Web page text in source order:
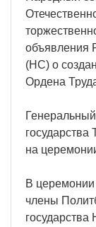
объявления
(НС) о
Ордена
на
В
члены